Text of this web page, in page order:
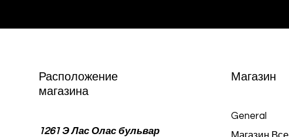
Расположение
магазина
1261 Э Лас Олас бульвар
Магазин
General